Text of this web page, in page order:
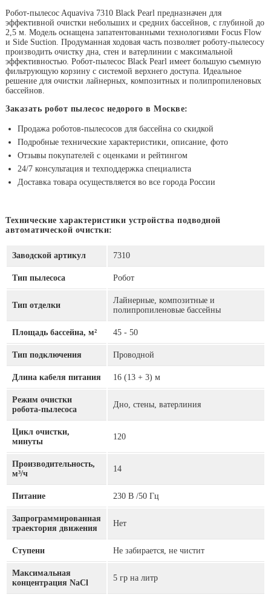
Робот-пылесоc Aquaviva 7310 Black Pearl предназначен для
эффективной очистки небольших и средних бассейнов, с глубиной до
2,5 м. Модель оснащена запатентованными технологиями Focus Flow
и Side Suction. Продуманная ходовая часть позволяет роботу-пылесосу
производить очистку дна, стен и ватерлинии с максимальной
эффективностью. Робот-пылесос Black Pearl имеет большую съемную
фильтрующую корзину с системой верхнего доступа. Идеальное
решение для очистки лайнерных, композитных и полипропиленовых
бассейнов.
Заказать робот пылесос недорого в Москве:
Продажа роботов-пылесосов для бассейна со скидкой
Подробные технические характеристики, описание, фото
Отзывы покупателей с оценками и рейтингом
24/7 консультация и техподдержка специалиста
Доставка товара осуществляется во все города России
Технические характеристики устройства подводной
автоматической очистки:
Заводской артикул 7310
Тип пылесоса Робот
Тип отделки
Лайнерные, композитные и
полипропиленовые бассейны
Площадь бассейна, м² 45 - 50
Тип подключения Проводной
Длина кабеля питания 16 (13 + 3) м
Режим очистки
робота-пылесоса
Дно, стены, ватерлиния
Цикл очистки,
минуты
120
Производительность,
м³/ч
14
Питание 230 В /50 Гц
Запрограммированная
траектория движения
Нет
Ступени Не забирается, не чистит
Максимальная
концентрация NaCl
5 гр на литр